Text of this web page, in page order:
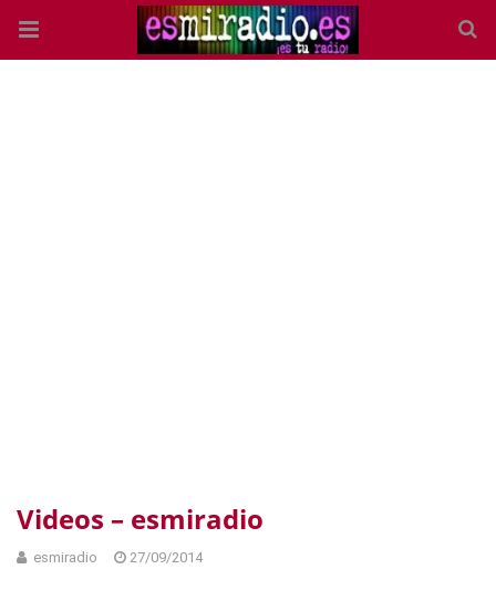
Videos – esmiradio
esmiradio 27/09/2014